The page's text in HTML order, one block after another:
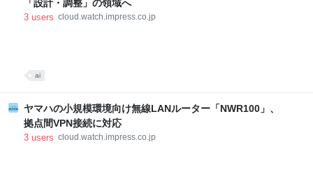
「設計・調整」の領域へ
3 users cloud.watch.impress.co.jp
ai
ヤマハの小規模環境向け無線LANルーター「NWR100」、
拠点間VPN接続に対応
3 users cloud.watch.impress.co.jp